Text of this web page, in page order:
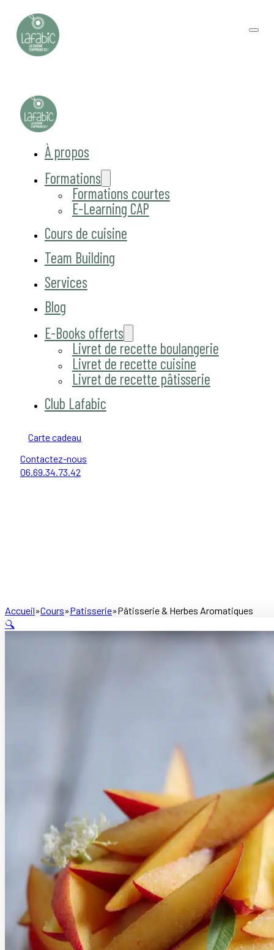
À propos
Formations
Formations courtes
E-Learning CAP
Cours de cuisine
Team Building
Services
Blog
E-Books offerts
Livret de recette boulangerie
Livret de recette cuisine
Livret de recette pâtisserie
Club Lafabic
Carte cadeau
Contactez-nous
06.69.34.73.42
Accueil Cours Patisserie Pâtisserie & Herbes Aromatiques
🔍